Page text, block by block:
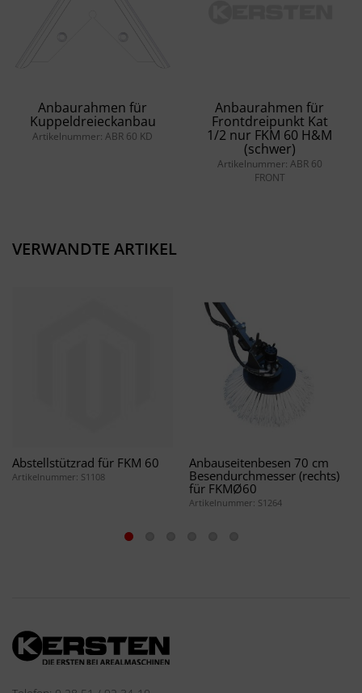
Anbaurahmen für
Kuppeldreieckanbau
Artikelnummer: ABR 60 KD
Anbaurahmen für
Frontdreipunkt Kat
1/2 nur FKM 60 H&M
(schwer)
Artikelnummer: ABR 60
FRONT
VERWANDTE ARTIKEL
Abstellstützrad für FKM 60
Artikelnummer: S1108
Anbauseitenbesen 70 cm
Besendurchmesser (rechts)
für FKMØ60
Artikelnummer: S1264